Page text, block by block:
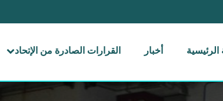
الرئيسية أخبار القرارات الصادرة من الإتحاد